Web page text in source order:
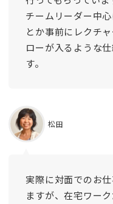
チームリーダー中
とか事前にレクチ
ローが入るような
す。
松田
実際に対面でのお
ますが、在宅ワー